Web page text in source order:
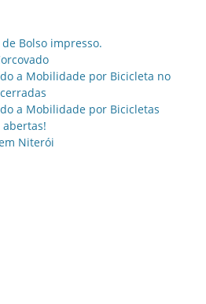
Bolso impresso.
a Mobilidade por Bicicleta no
a Mobilidade por Bicicletas
Niterói